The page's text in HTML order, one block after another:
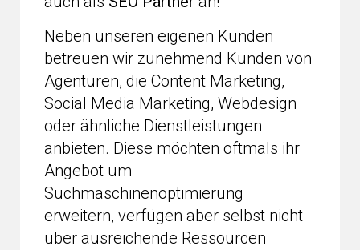
Neben unseren eigenen Kunden
betreuen wir zunehmend Kunden von
Agenturen, die Content Marketing,
Social Media Marketing, Webdesign
oder ähnliche Dienstleistungen
anbieten. Diese möchten oftmals ihr
Angebot um
Suchmaschinenoptimierung
erweitern, verfügen aber selbst nicht
über ausreichende Ressourcen